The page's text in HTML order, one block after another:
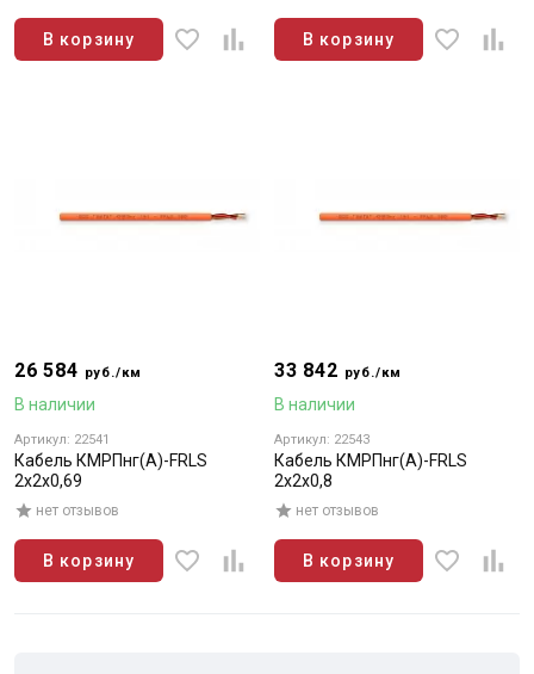
В корзину В корзину
26 584 руб./км
В наличии
Артикул: 22541
Кабель КМРПнг(А)-FRLS
2х2х0,69
нет отзывов
В корзину
33 842 руб./км
В наличии
Артикул: 22543
Кабель КМРПнг(А)-FRLS
2х2х0,8
нет отзывов
В корзину